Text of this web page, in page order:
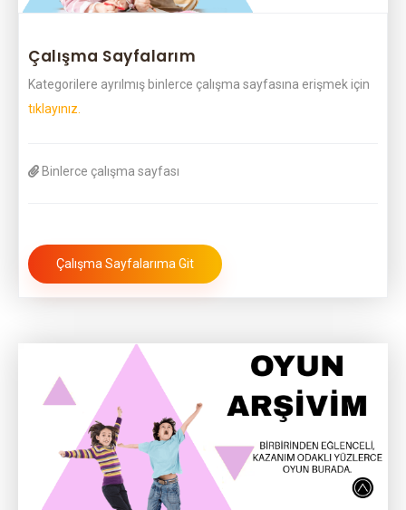
Çalışma Sayfalarım
Kategorilere ayrılmış binlerce çalışma sayfasına erişmek için
tıklayınız.
Binlerce çalışma sayfası
Çalışma Sayfalarıma Git